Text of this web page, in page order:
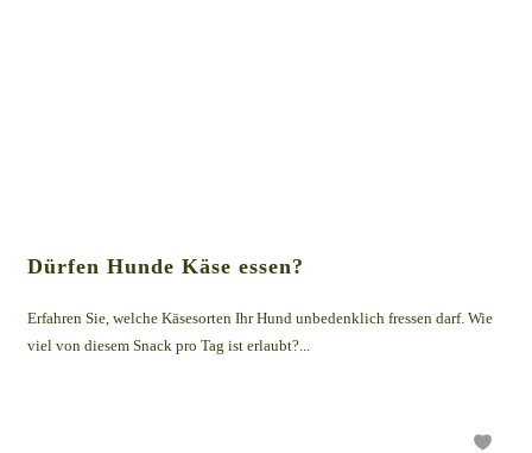
Dürfen Hunde Käse essen?
Erfahren Sie, welche Käsesorten Ihr Hund unbedenklich fressen darf. Wie
viel von diesem Snack pro Tag ist erlaubt?...